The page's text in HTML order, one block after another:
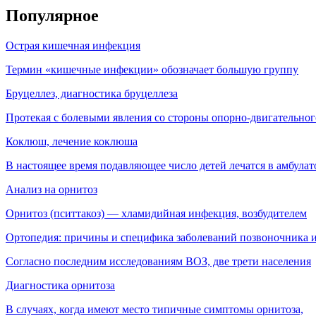
Популярное
Острая кишечная инфекция
Термин «кишечные инфекции» обозначает большую группу
Бруцеллез, диагностика бруцеллеза
Протекая с болевыми явления со стороны опорно-
Коклюш, лечение коклюша
В настоящее время подавляющее число детей лечатся в
Анализ на орнитоз
Орнитоз (пситтакоз) — хламидийная инфекция, воз­будителем
Ортопедия: причины и специфика заболеваний позвоночника и
Согласно последним исследованиям ВОЗ, две трети населения
Диагностика орнитоза
В случаях, когда имеют место типичные симптомы орнитоза,